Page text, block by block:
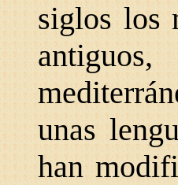
siglos los
unas
han